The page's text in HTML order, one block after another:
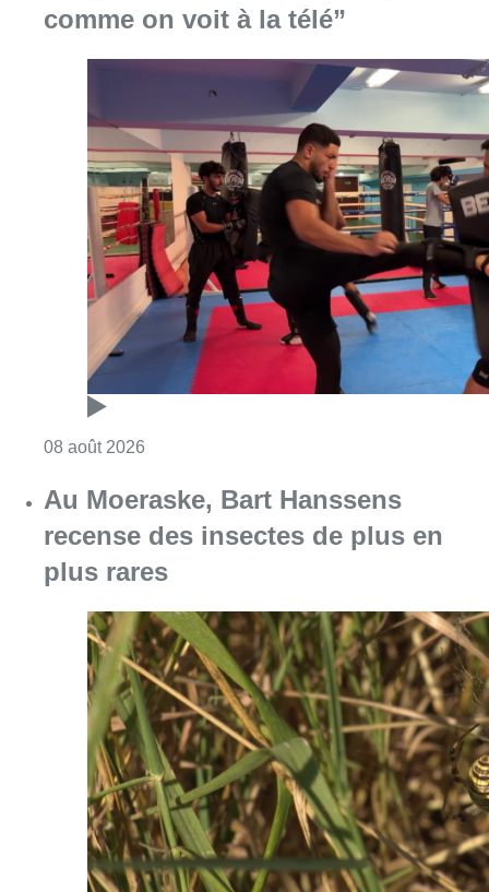
comme on voit à la télé”
08 août 2026
Au Moeraske, Bart Hanssens
recense des insectes de plus en
plus rares